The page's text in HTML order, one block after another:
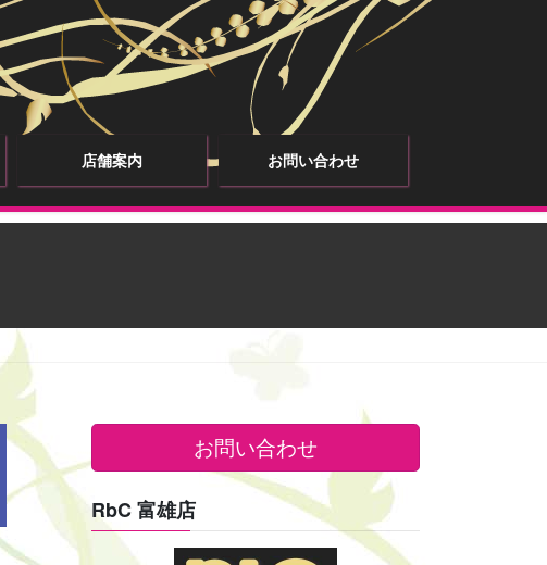
店舗案内 お問い合わせ
お問い合わせ
RbC 富雄店